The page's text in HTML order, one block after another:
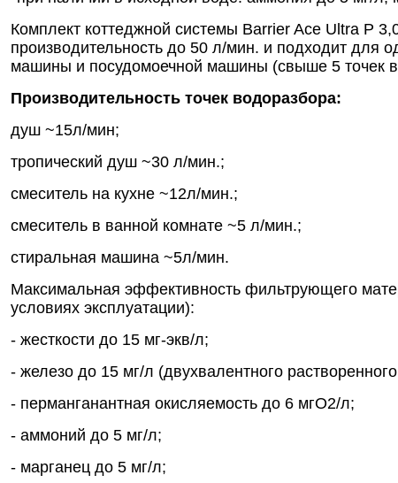
Комплект коттеджной системы Barrier Ace Ultra Р
производительность до 50 л/мин. и подходит для
машины и посудомоечной машины (свыше 5 точек
Производительность точек водоразбора:
душ ~15л/мин;
тропический душ ~30 л/мин.;
смеситель на кухне ~12л/мин.;
смеситель в ванной комнате ~5 л/мин.;
стиральная машина ~5л/мин.
Максимальная эффективность фильтрующего
условиях эксплуатации):
- жесткости до 15 мг-экв/л;
- железо до 15 мг/л (двухвалентного
- перманганантная окисляемость до 6 мгО2/л;
- аммоний до 5 мг/л;
- марганец до 5 мг/л;